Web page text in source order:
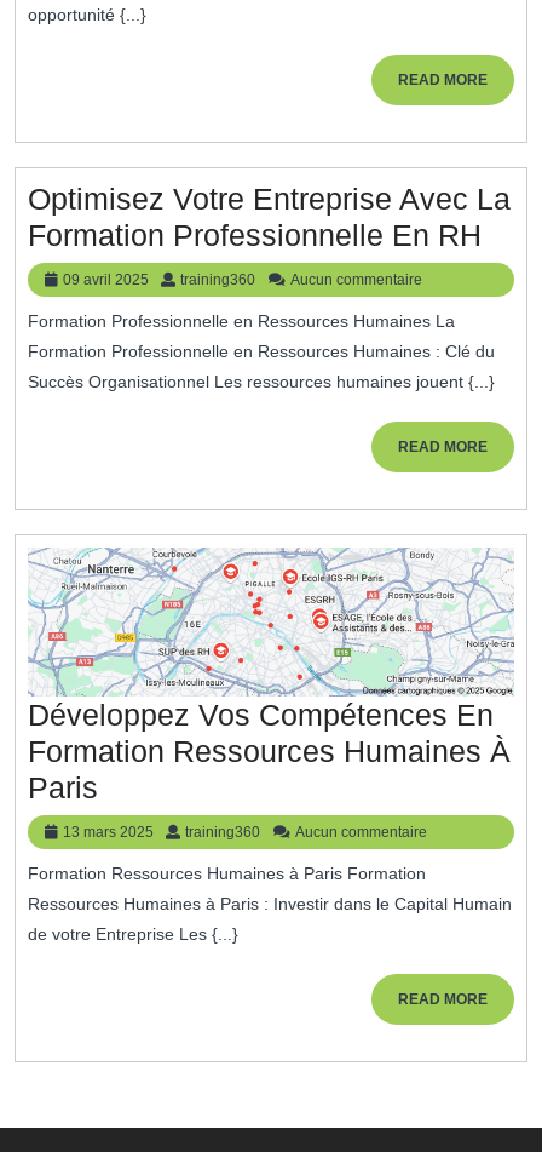
opportunité {...}
READ MOREREAD
MORE
Optimisez Votre Entreprise Avec La
Formation Professionnelle En RH
La
09 avril 2025
09
avril
2025
training360 training360
Aucun commentaire
Formation Professionnelle en Ressources Humaines La
Formation Professionnelle en Ressources Humaines : Clé du
Succès Organisationnel Les ressources humaines jouent {...}
READ MOREREAD
MORE
Développez Vos Compétences En
Formation Ressources Humaines À
Paris
Vos
Compétences
En
Formation
13 mars 2025
13
mars
2025
training360 training360
Aucun commentaire
Formation Ressources Humaines à Paris Formation
Ressources Humaines à Paris : Investir dans le Capital Humain
de votre Entreprise Les {...}
READ MOREREAD
MORE